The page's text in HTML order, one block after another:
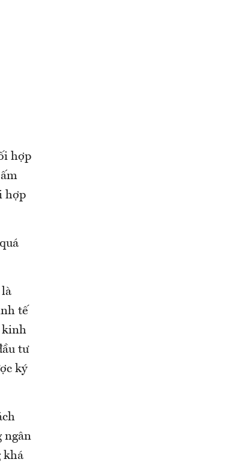
hợp
hợp
là
tế
kinh
tư
ký
ngân
khá